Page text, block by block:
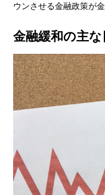
ウンさせる金融政策が
金融緩和の主な